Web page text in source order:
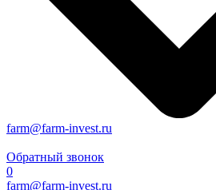
farm@farm-invest.ru
Обратный звонок
0
farm@farm-invest.ru